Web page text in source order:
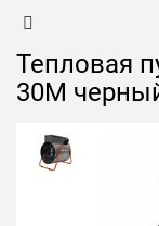
Тепловая
30M